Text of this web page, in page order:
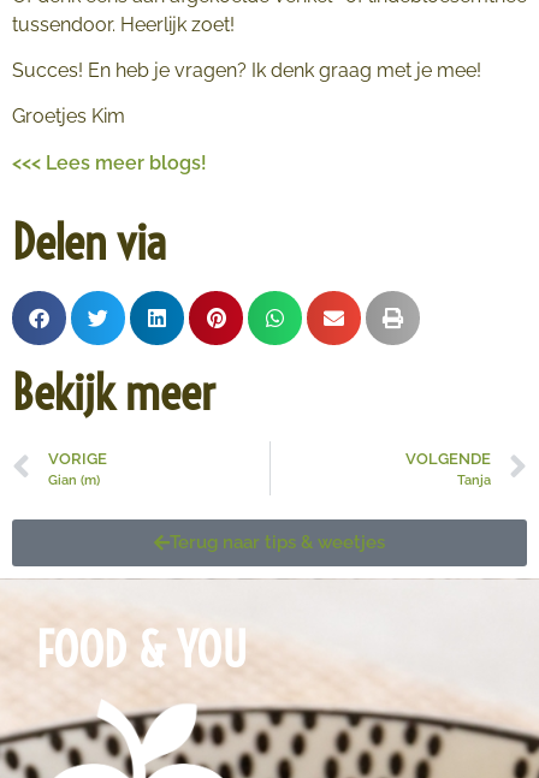
tussendoor. Heerlijk zoet!
Succes! En heb je vragen? Ik denk graag met je mee!
Groetjes Kim
<<< Lees meer blogs!
Delen via
Bekijk meer
VORIGE
Gian (m)
VOLGENDE
Tanja
Terug naar tips & weetjes
FOOD & YOU